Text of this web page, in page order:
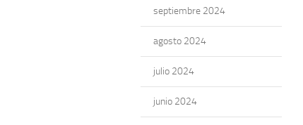
septiembre 2024
agosto 2024
julio 2024
junio 2024